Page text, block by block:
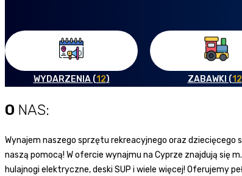
WYDARZENIA (12) ZABAWKI (12
O NAS:
Wynajem naszego sprzętu rekreacyjnego oraz dziecięcego
naszą pomocą! W ofercie wynajmu na Cyprze znajdują się
hulajnogi elektryczne, deski SUP i wiele więcej! Oferujemy